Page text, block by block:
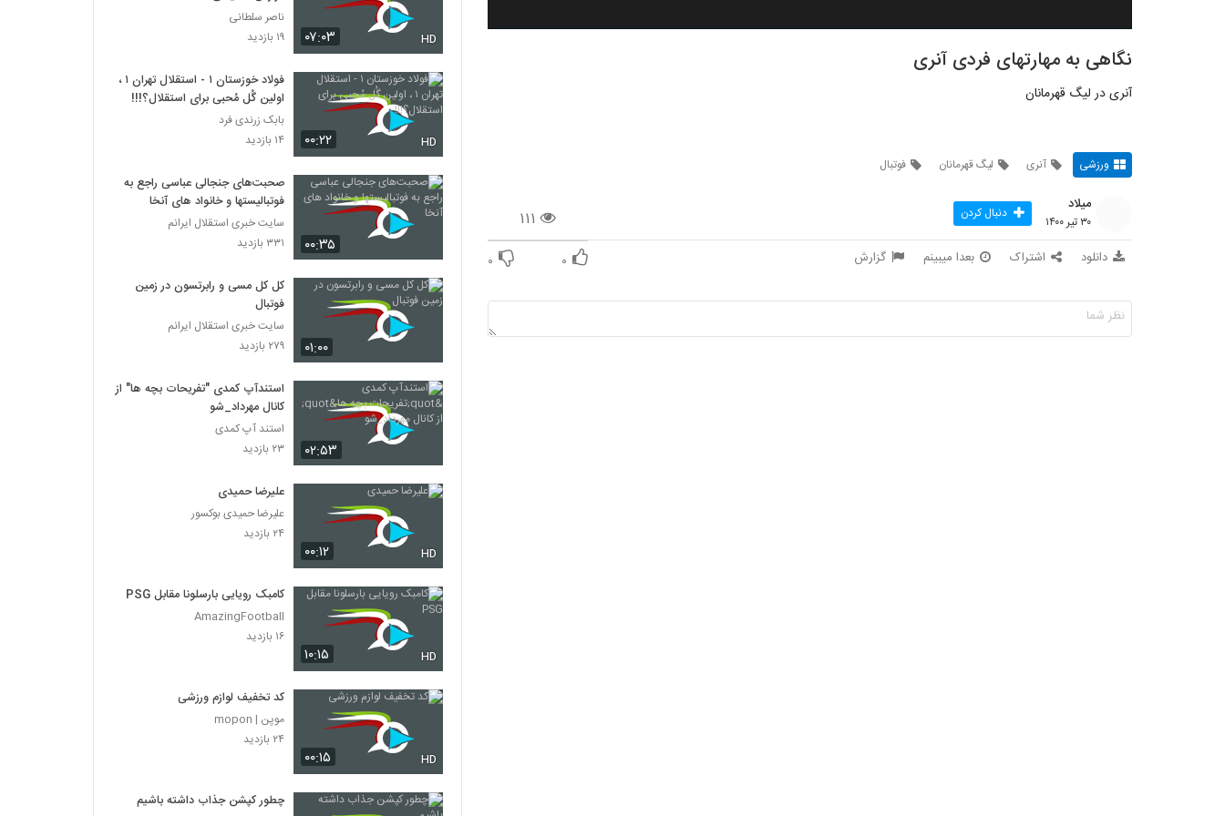
نگاهی به مهارتهای فردی آنری
آنری در لیگ قهرمانان
ورزشی آنری لیگ قهرمانان فوتبال
۱۱۱
میلاد
۳۰ تیر ۱۴۰۰ دنبال کردن
دانلود اشتراک بعدا میبینم گزارش ۰ ۰
۰۷:۰۳ HD
ناصر سلطانی
۱۹ بازدید
۰۰:۲۲ HD
فولاد خوزستان ۱ - استقلال تهران ۱ ،
اولین گُل مُحبی برای استقلال؟!!!
بابک زرندی فرد
۱۴ بازدید
۰۰:۳۵
صحبت‌های جنجالی عباسی راجع به
فوتبالیستها و خانواد های آنخا
سایت خبری استقلال ایرانم
۳۳۱ بازدید
۰۱:۰۰
کل کل مسی و رابرتسون در زمین
فوتبال
سایت خبری استقلال ایرانم
۲۷۹ بازدید
۰۲:۵۳
استندآپ کمدی "تفریحات بچه ها" از
کانال مهرداد_شو
استند آپ کمدی
۲۳ بازدید
۰۰:۱۲ HD
علیرضا حمیدی
علیرضا حمیدی بوکسور
۲۴ بازدید
۱۰:۱۵ HD
کامبک رویایی بارسلونا مقابل PSG
AmazingFootball
۱۶ بازدید
۰۰:۱۵ HD
کد تخفیف لوازم ورزشی
موپن | mopon
۲۴ بازدید
چطور کپشن جذاب داشته باشیم